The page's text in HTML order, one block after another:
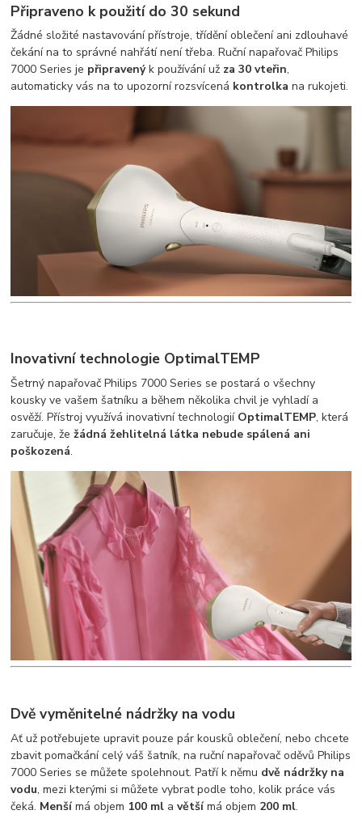
Připraveno k použití do 30 sekund
Žádné složité nastavování přístroje, třídění oblečení ani zdlouhavé
čekání na to správné nahřátí není třeba. Ruční napařovač Philips
7000 Series je připravenýk používání už za 30 vteřin,
automaticky vás na to upozorní rozsvícená kontrolka na rukojeti.
Inovativní technologie OptimalTEMP
Šetrný napařovač Philips 7000 Series se postará o všechny
kousky ve vašem šatníku a během několika chvil je vyhladí a
osvěží. Přístroj využívá inovativní technologií OptimalTEMP, která
zaručuje, žežádná žehlitelná látka nebude spálená ani
poškozená.
Dvě vyměnitelné nádržky na vodu
Ať už potřebujete upravit pouze pár kousků oblečení, nebo chcete
zbavit pomačkání celý váš šatník, na ruční napařovač oděvů Philips
7000 Series se můžete spolehnout. Patří k němu dvě nádržky na
vodu, mezi kterými si můžete vybrat podle toho, kolik práce vás
čeká. Menšímá objem 100 ml avětšímá objem 200 ml.